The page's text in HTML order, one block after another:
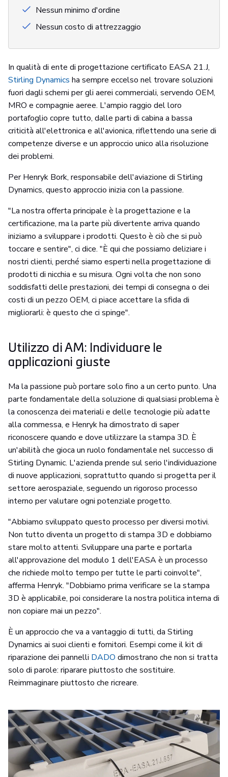
Nessun minimo d'ordine
Nessun costo di attrezzaggio
In qualità di ente di progettazione certificato EASA 21.J,
Stirling Dynamics ha sempre eccelso nel trovare soluzioni
fuori dagli schemi per gli aerei commerciali, servendo OEM,
MRO e compagnie aeree. L'ampio raggio del loro
portafoglio copre tutto, dalle parti di cabina a bassa
criticità all'elettronica e all'avionica, riflettendo una serie di
competenze diverse e un approccio unico alla risoluzione
dei problemi.
Per Henryk Bork, responsabile dell'aviazione di Stirling
Dynamics, questo approccio inizia con la passione.
"La nostra offerta principale è la progettazione e la
certificazione, ma la parte più divertente arriva quando
iniziamo a sviluppare i prodotti. Questo è ciò che si può
toccare e sentire", ci dice. "È qui che possiamo deliziare i
nostri clienti, perché siamo esperti nella progettazione di
prodotti di nicchia e su misura. Ogni volta che non sono
soddisfatti delle prestazioni, dei tempi di consegna o dei
costi di un pezzo OEM, ci piace accettare la sfida di
migliorarli: è questo che ci spinge".
Utilizzo di AM: Individuare le
applicazioni giuste
Ma la passione può portare solo fino a un certo punto. Una
parte fondamentale della soluzione di qualsiasi problema è
la conoscenza dei materiali e delle tecnologie più adatte
alla commessa, e Henryk ha dimostrato di saper
riconoscere quando e dove utilizzare la stampa 3D. È
un'abilità che gioca un ruolo fondamentale nel successo di
Stirling Dynamic. L'azienda prende sul serio l'individuazione
di nuove applicazioni, soprattutto quando si progetta per il
settore aerospaziale, seguendo un rigoroso processo
interno per valutare ogni potenziale progetto.
"Abbiamo sviluppato questo processo per diversi motivi.
Non tutto diventa un progetto di stampa 3D e dobbiamo
stare molto attenti. Sviluppare una parte e portarla
all'approvazione del modulo 1 dell'EASA è un processo
che richiede molto tempo per tutte le parti coinvolte",
afferma Henryk. "Dobbiamo prima verificare se la stampa
3D è applicabile, poi considerare la nostra politica interna di
non copiare mai un pezzo".
È un approccio che va a vantaggio di tutti, da Stirling
Dynamics ai suoi clienti e fornitori. Esempi come il kit di
riparazione dei pannelli DADO dimostrano che non si tratta
solo di parole: riparare piuttosto che sostituire.
Reimmaginare piuttosto che ricreare.